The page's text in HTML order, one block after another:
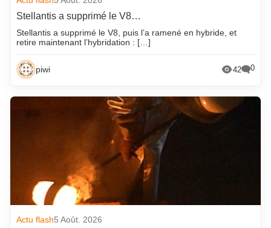
Stellantis a supprimé le V8…
Stellantis a supprimé le V8, puis l’a ramené en hybride, et
retire maintenant l’hybridation : […]
piwi 42 0
Actu flash5 Août. 2026